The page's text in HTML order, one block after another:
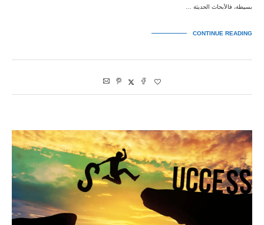
بسيطة، فالأبحاث الحديثة …
CONTINUE READING